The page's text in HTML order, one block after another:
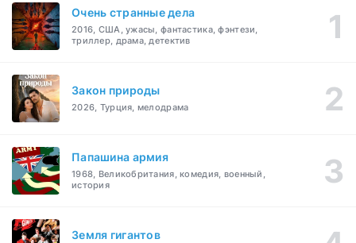
Очень странные дела
2016, США, ужасы, фантастика, фэнтези,
триллер, драма, детектив
Закон природы
2026, Турция, мелодрама
Папашина армия
1968, Великобритания, комедия, военный,
история
Земля гигантов